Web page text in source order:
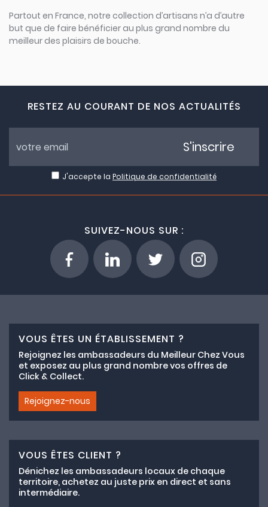
Partout en France, notre collection d’artisans n’a d’autre
but que de faire bénéficier au plus grand nombre du
meilleur des plaisirs de bouche.
RESTEZ AU COURANT DE NOS ACTUALITÉS
J'accepte la Politique de confidentialité
S'inscrire
SUIVEZ-NOUS SUR :
VOUS ÊTES UN ÉTABLISSEMENT ?
Rejoignez les ambassadeurs du Meilleur Chez Vous
et exposez au plus grand nombre vos offres de
Click & Collect.
Rejoignez-nous
VOUS ÊTES CLIENT ?
Dénichez les ambassadeurs locaux de chaque
territoire, achetez au juste prix en direct et sans
intermédiaire.